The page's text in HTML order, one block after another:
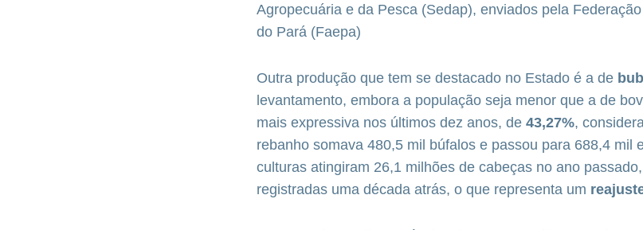
Agropecuária e da Pesca (Sedap), enviados pela
do Pará (Faepa)
Outra produção que tem se destacado no Estado é a de
levantamento, embora a população seja menor que a de
mais expressiva nos últimos dez anos, de 43,27%,
rebanho somava 480,5 mil búfalos e passou para 688,4 mil
culturas atingiram 26,1 milhões de cabeças no ano
registradas uma década atrás, o que representa um